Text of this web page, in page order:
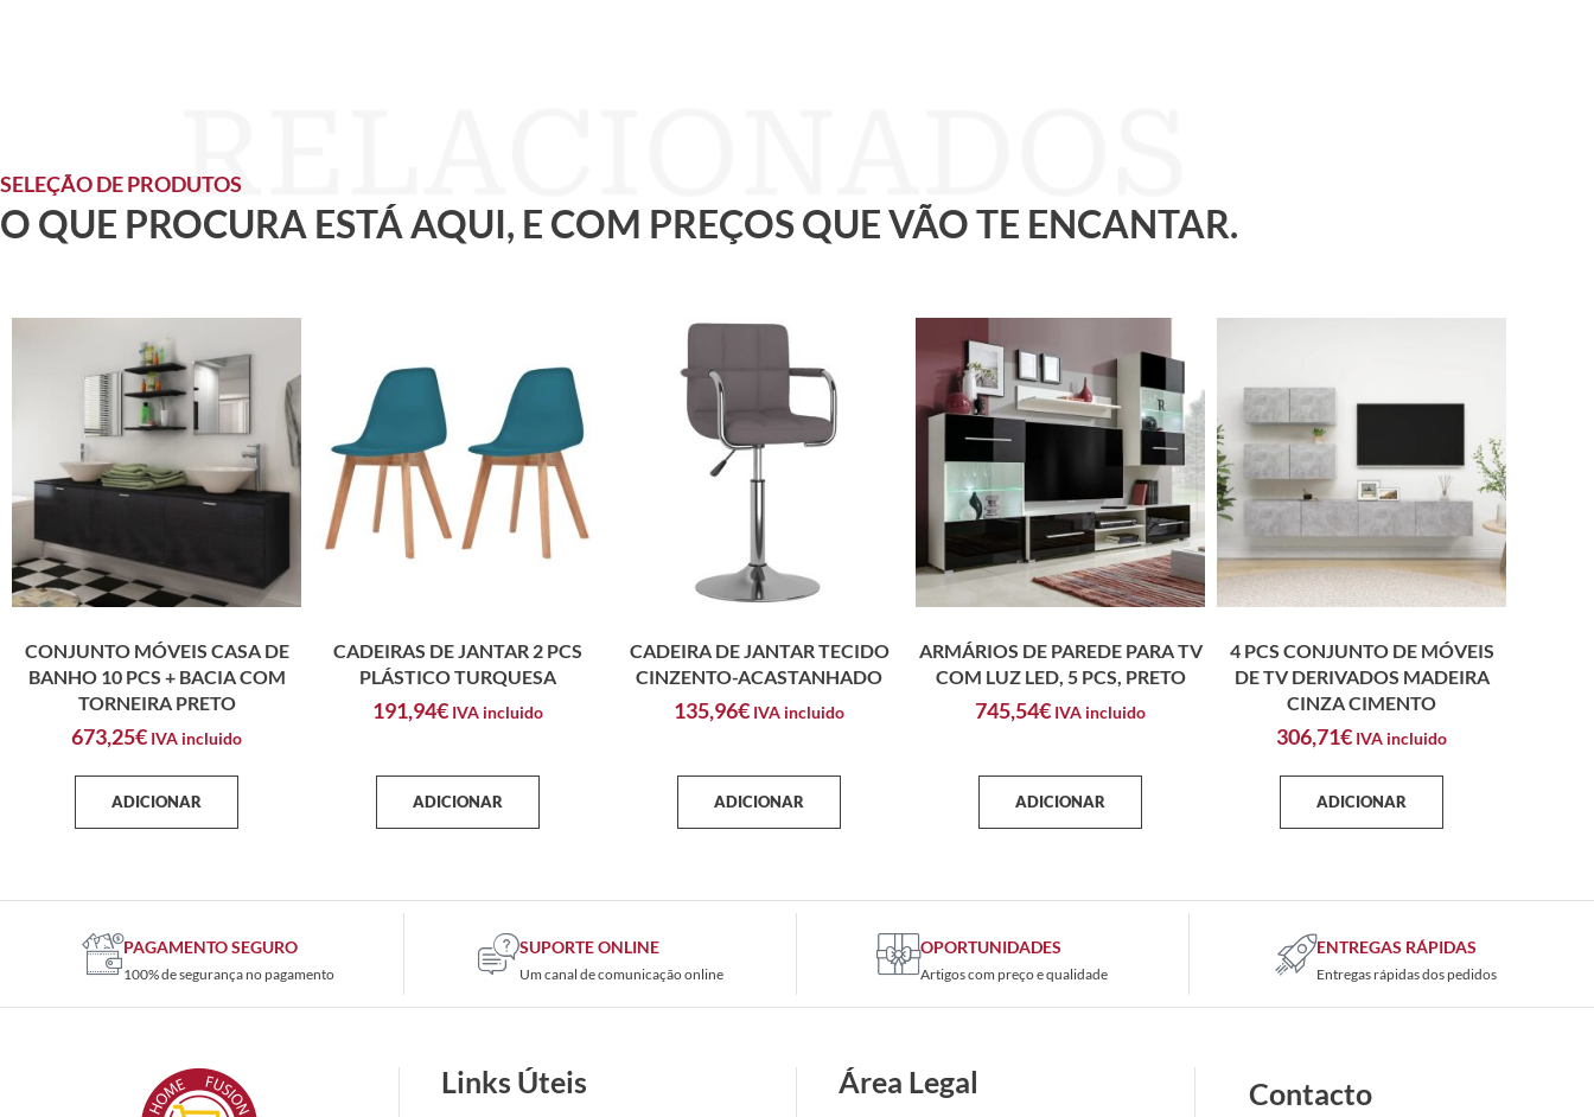
SELEÇÃO DE PRODUTOS
O QUE PROCURA ESTÁ AQUI, E COM PREÇOS QUE VÃO TE ENCANTAR.
CONJUNTO MÓVEIS CASA DE
BANHO 10 PCS + BACIA COM
TORNEIRA PRETO
673,25€ IVA incluido
ADICIONAR
CADEIRAS DE JANTAR 2 PCS
PLÁSTICO TURQUESA
191,94€ IVA incluido
ADICIONAR
CADEIRA DE JANTAR TECIDO
CINZENTO-ACASTANHADO
135,96€ IVA incluido
ADICIONAR
ARMÁRIOS DE PAREDE PARA TV
COM LUZ LED, 5 PCS, PRETO
745,54€ IVA incluido
ADICIONAR
4 PCS CONJUNTO DE MÓVEIS
DE TV DERIVADOS MADEIRA
CINZA CIMENTO
306,71€ IVA incluido
ADICIONAR
PAGAMENTO SEGURO
100% de segurança no pagamento
SUPORTE ONLINE
Um canal de comunicação online
OPORTUNIDADES
Artigos com preço e qualidade
ENTREGAS RÁPIDAS
Entregas rápidas dos pedidos
Links Úteis Área Legal Contacto